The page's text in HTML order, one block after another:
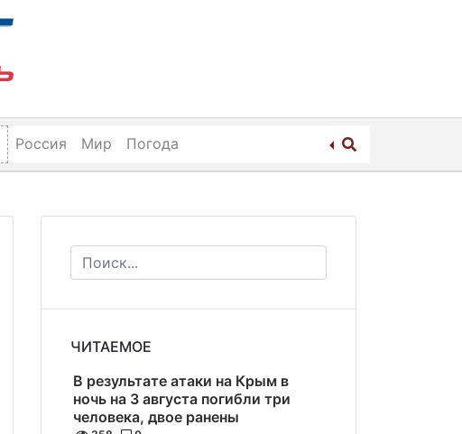
Россия Мир Погода
ЧИТАЕМОЕ
В результате атаки на Крым в
ночь на 3 августа погибли три
человека, двое ранены